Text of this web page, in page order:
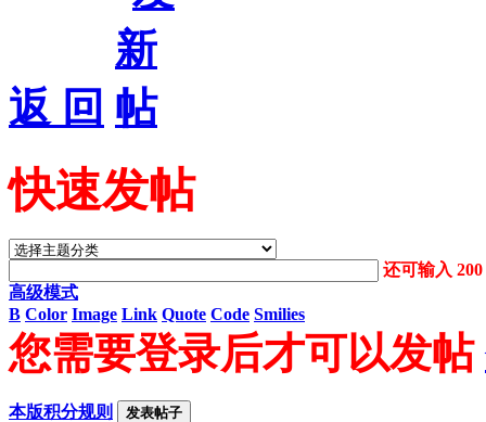
返 回
快速发帖
还可输入200
高级模式
B Color Image Link Quote Code Smilies
您需要登录后才可以发帖
本版积分规则 发表帖子